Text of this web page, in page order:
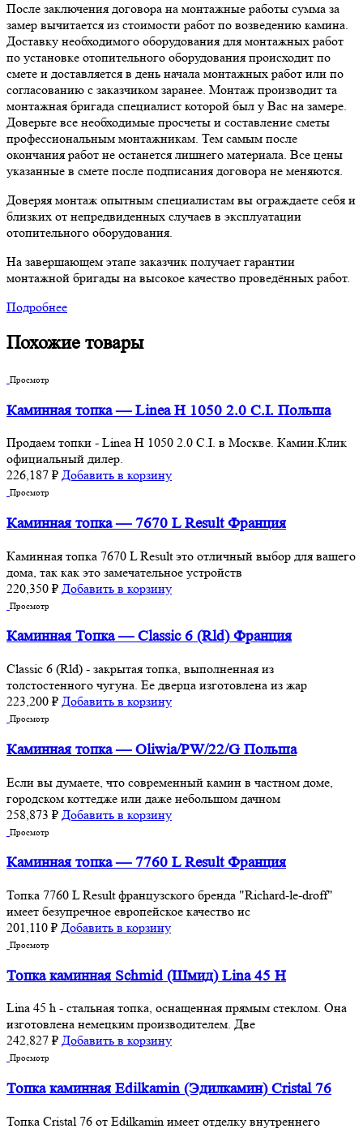
После заключения договора на монтажные работы сумма за
замер вычитается из стоимости работ по возведению камина.
Доставку необходимого оборудования для монтажных работ
по установке отопительного оборудования происходит по
смете и доставляется в день начала монтажных работ или по
согласованию с заказчиком заранее. Монтаж производит та
монтажная бригада специалист которой был у Вас на замере.
Доверьте все необходимые просчеты и составление сметы
профессиональным монтажникам. Тем самым после
окончания работ не останется лишнего материала. Все цены
указанные в смете после подписания договора не меняются.
Доверяя монтаж опытным специалистам вы ограждаете себя и
близких от непредвиденных случаев в эксплуатации
отопительного оборудования.
На завершающем этапе заказчик получает гарантии
монтажной бригады на высокое качество проведённых работ.
Подробнее
Похожие товары
Просмотр
Каминная топка — Linea H 1050 2.0 C.I. Польша
Продаем топки - Linea H 1050 2.0 C.I. в Москве. Камин.Клик
официальный дилер.
226,187 ₽ Добавить в корзину
Просмотр
Каминная топка — 7670 L Rеsult Франция
Каминная топка 7670 L Rеsult это отличный выбор для вашего
дома, так как это замечательное устройств
220,350 ₽ Добавить в корзину
Просмотр
Каминная Топка — Classic 6 (Rld) Франция
Classic 6 (Rld) - закрытая топка, выполненная из
толстостенного чугуна. Ее дверца изготовлена из жар
223,200 ₽ Добавить в корзину
Просмотр
Каминная топка — Oliwia/PW/22/G Польша
Если вы думаете, что современный камин в частном доме,
городском коттедже или даже небольшом дачном
258,873 ₽ Добавить в корзину
Просмотр
Каминная топка — 7760 L Rеsult Франция
Топка 7760 L Rеsult французского бренда "Richard-le-droff"
имеет безупречное европейское качество ис
201,110 ₽ Добавить в корзину
Просмотр
Топка каминная Schmid (Шмид) Lina 45 H
Lina 45 h - стальная топка, оснащенная прямым стеклом. Она
изготовлена немецким производителем. Две
242,827 ₽ Добавить в корзину
Просмотр
Топка каминная Edilkamin (Эдилкамин) Cristal 76
Топка Cristal 76 от Edilkamin имеет отделку внутреннего